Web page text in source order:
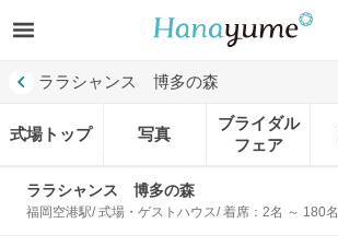
ララシャンス 博多の森
式場トップ 写真
ブライダル
フェア
ララシャンス 博多の森
福岡空港駅/ 式場・ゲストハウス/ 着席：2名 ～ 180名